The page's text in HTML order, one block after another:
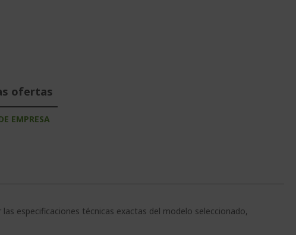
ofertas
EMPRESA
especificaciones técnicas exactas del modelo seleccionado,